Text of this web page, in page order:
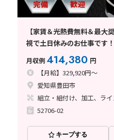
【家賃＆光熱費無料＆最大
視で土日休みのお仕事です
知県豊田市
月収例414,380 円
【月給】329,920円～
愛知県豊田市
組立・組付け、加工、ラ
52706-02
キープする